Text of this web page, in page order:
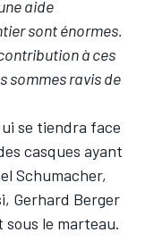
aide
sont énormes.
à ces
sommes ravis de
se tiendra face
casques ayant
Schumacher,
, Gerhard Berger
sous le marteau.